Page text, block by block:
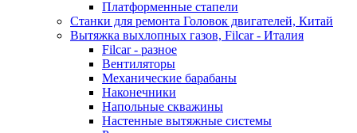
Платформенные стапели
Станки для ремонта Головок двигателей, Китай
Вытяжка выхлопных газов, Filcar - Италия
Filcar - разное
Вентиляторы
Механические барабаны
Наконечники
Напольные скважины
Настенные вытяжные системы